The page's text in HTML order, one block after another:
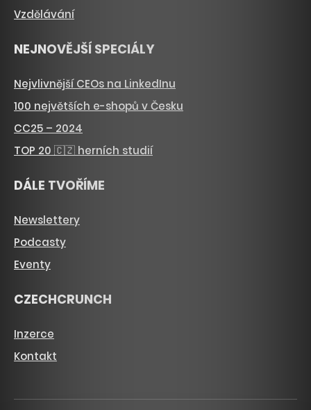
Vzdělávání
NEJNOVĚJŠÍ SPECIÁLY
Nejvlivnější CEOs na LinkedInu
100 největších e-shopů v Česku
CC25 – 2024
TOP 20 🇨🇿 herních studií
DÁLE TVOŘÍME
Newslettery
Podcasty
Eventy
CZECHCRUNCH
Inzerce
Kontakt